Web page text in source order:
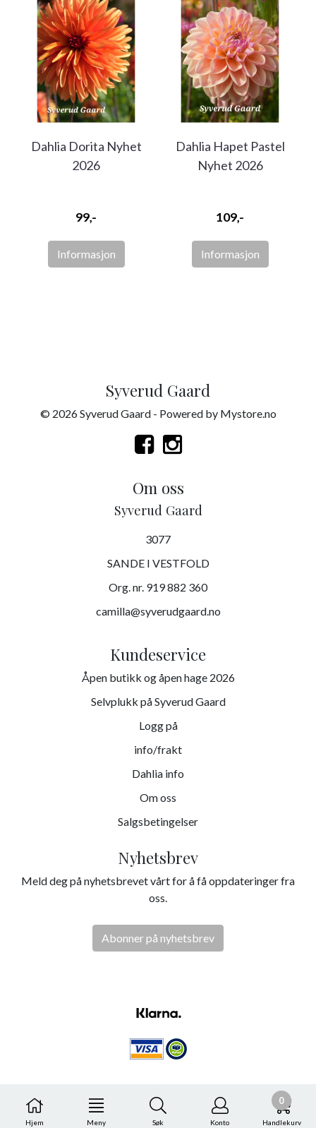
Hjem Meny Søk Konto
0
Handlekurv
Dahlia Dorita Nyhet
2026
99,-
Informasjon
Dahlia Hapet Pastel
Nyhet 2026
109,-
Informasjon
Syverud Gaard
© 2026 Syverud Gaard - Powered by Mystore.no
Om oss
Syverud Gaard
3077
SANDE I VESTFOLD
Org. nr. 919 882 360
camilla@syverudgaard.no
Kundeservice
Åpen butikk og åpen hage 2026
Selvplukk på Syverud Gaard
Logg på
info/frakt
Dahlia info
Om oss
Salgsbetingelser
Nyhetsbrev
Meld deg på nyhetsbrevet vårt for å få oppdateringer fra
oss.
Abonner på nyhetsbrev